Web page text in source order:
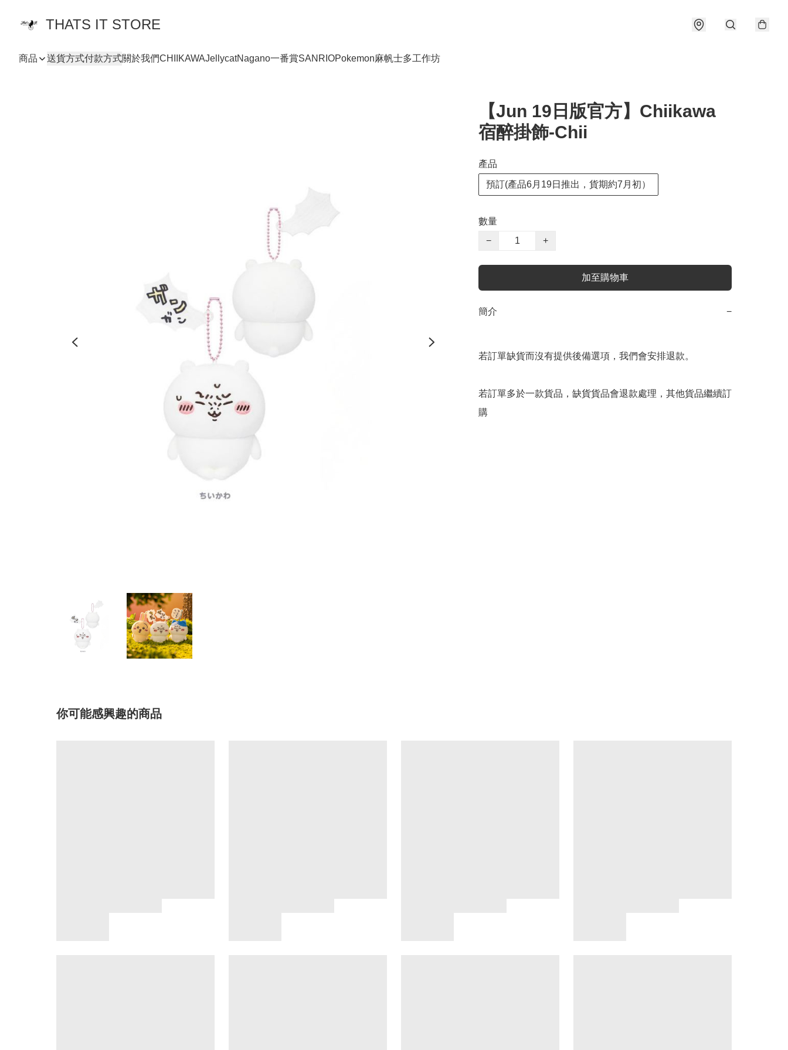
THATS IT STORE
商品 送貨方式付款方式關於我們CHIIKAWAJellycatNagano一番賞SANRIOPokemon麻帆士多工作坊
【Jun 19日版官方】Chiikawa
宿醉掛飾-Chii
產品
預訂(產品6月19日推出，貨期約7月初）
數量
−
+
加至購物車
簡介 −
若訂單缺貨而沒有提供後備選項，我們會安排退款。
若訂單多於一款貨品，缺貨貨品會退款處理，其他貨品繼續訂
購
你可能感興趣的商品